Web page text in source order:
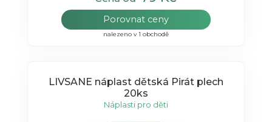
Porovnat ceny
nalezeno v 1 obchodě
LIVSANE náplast dětská Pirát plech
20ks
Náplasti pro děti